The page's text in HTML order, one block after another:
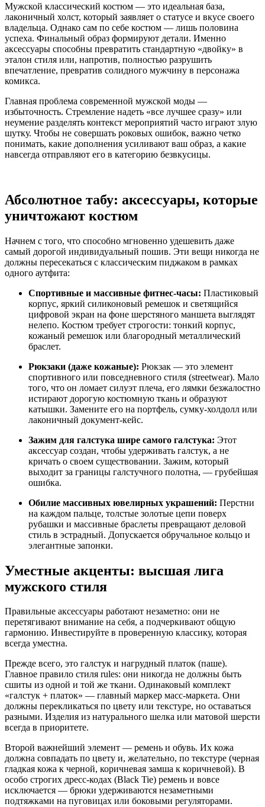
Мужской классический костюм — это идеальная база,
лаконичный холст, который заявляет о статусе и вкусе своего
владельца. Однако сам по себе костюм — лишь половина
успеха. Финальный образ формируют детали. Именно
аксессуары способны превратить стандартную «двойку» в
эталон стиля или, напротив, полностью разрушить
впечатление, превратив солидного мужчину в персонажа
комикса.
Главная проблема современной мужской моды —
избыточность. Стремление надеть «все лучшее сразу» или
неумение разделять контекст мероприятий часто играют злую
шутку. Чтобы не совершать роковых ошибок, важно четко
понимать, какие дополнения усиливают ваш образ, а какие
навсегда отправляют его в категорию безвкусицы.
Абсолютное табу: аксессуары, которые
уничтожают костюм
Начнем с того, что способно мгновенно удешевить даже
самый дорогой индивидуальный пошив. Эти вещи никогда не
должны пересекаться с классическим пиджаком в рамках
одного аутфита:
Спортивные и массивные фитнес-часы: Пластиковый
корпус, яркий силиконовый ремешок и светящийся
цифровой экран на фоне шерстяного маншета выглядят
нелепо. Костюм требует строгости: тонкий корпус,
кожаный ремешок или благородный металлический
браслет.
Рюкзаки (даже кожаные): Рюкзак — это элемент
спортивного или повседневного стиля (streetwear). Мало
того, что он ломает силуэт плеча, его лямки безжалостно
истирают дорогую костюмную ткань и образуют
катышки. Замените его на портфель, сумку-холдолл или
лаконичный документ-кейс.
Зажим для галстука шире самого галстука: Этот
аксессуар создан, чтобы удерживать галстук, а не
кричать о своем существовании. Зажим, который
выходит за границы галстучного полотна, — грубейшая
ошибка.
Обилие массивных ювелирных украшений: Перстни
на каждом пальце, толстые золотые цепи поверх
рубашки и массивные браслеты превращают деловой
стиль в эстрадный. Допускается обручальное кольцо и
элегантные запонки.
Уместные акценты: высшая лига
мужского стиля
Правильные аксессуары работают незаметно: они не
перетягивают внимание на себя, а подчеркивают общую
гармонию. Инвестируйте в проверенную классику, которая
всегда уместна.
Прежде всего, это галстук и нагрудный платок (паше).
Главное правило стиля rules: они никогда не должны быть
сшиты из одной и той же ткани. Одинаковый комплект
«галстук + платок» — главный маркер масс-маркета. Они
должны перекликаться по цвету или текстуре, но оставаться
разными. Изделия из натурального шелка или матовой шерсти
всегда в приоритете.
Второй важнейший элемент — ремень и обувь. Их кожа
должна совпадать по цвету и, желательно, по текстуре (черная
гладкая кожа к черной, коричневая замша к коричневой). В
особо строгих дресс-кодах (Black Tie) ремень и вовсе
исключается — брюки удерживаются незаметными
подтяжками на пуговицах или боковыми регуляторами.